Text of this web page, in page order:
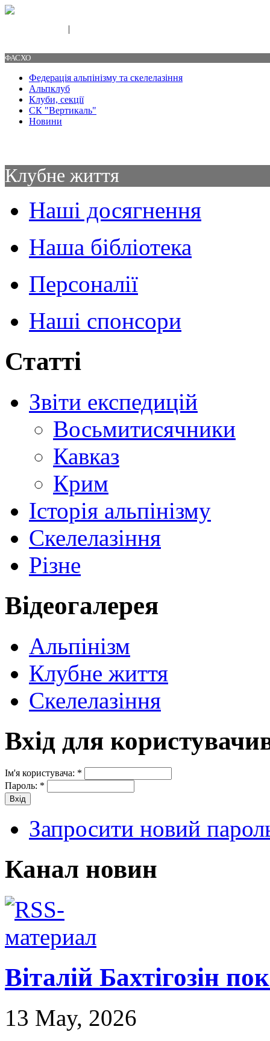
|
ФАСХО
Федерація альпінізму та скелелазіння
Альпклуб
Клуби, секції
СК "Вертикаль"
Новини
Клубне життя
Наші досягнення
Наша бібліотека
Персоналії
Наші спонсори
Статті
Звіти експедицій
Восьмитисячники
Кавказ
Крим
Історія альпінізму
Скелелазіння
Різне
Відеогалерея
Альпінізм
Клубне життя
Скелелазіння
Вхід для
Ім'я користувача: *
Пароль: *
Запросити новий
Канал новин
Віталій Бахтігозін
13 May, 2026